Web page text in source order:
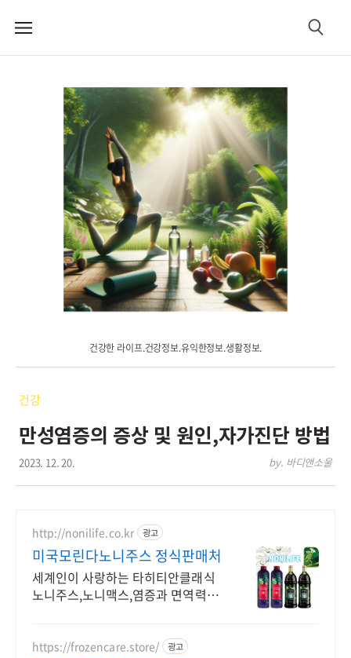
메
검
건강한 라이프.건강정보.유익한정보.생활정보.
건강
만성염증의 증상 및 원인,자가진단 방법
2023. 12. 20. by. 바디앤소울
http://nonilife.co.kr 광고
미국모린다노니주스 정식판매처
세계인이 사랑하는 타히티안클래식
노니주스,노니맥스,염증과 면역력에
https://frozencare.store/ 광고